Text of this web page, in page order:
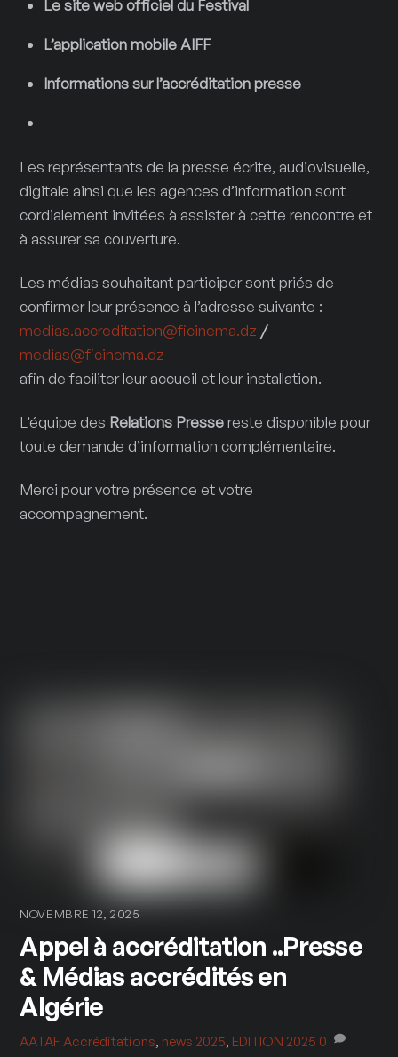
Le site web officiel du Festival
L’application mobile AIFF
Informations sur l’accréditation presse
Les représentants de la presse écrite, audiovisuelle,
digitale ainsi que les agences d’information sont
cordialement invitées à assister à cette rencontre et
à assurer sa couverture.
Les médias souhaitant participer sont priés de
confirmer leur présence à l’adresse suivante :
medias.accreditation@ficinema.dz /
medias@ficinema.dz
afin de faciliter leur accueil et leur installation.
L’équipe des Relations Pressereste disponible pour
toute demande d’information complémentaire.
Merci pour votre présence et votre
accompagnement.
NOVEMBRE 12, 2025
Appel à accréditation ..Presse
& Médias accrédités en
Algérie
AATAF Accréditations, news 2025, EDITION 2025 0